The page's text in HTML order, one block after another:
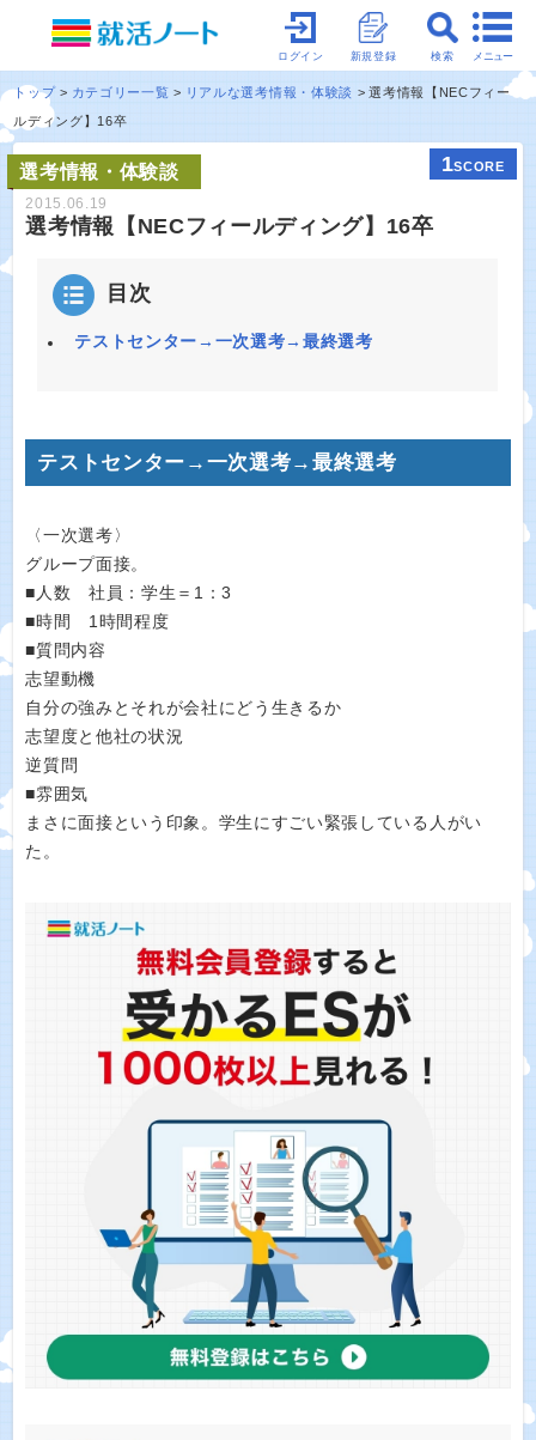
メニュー
検索
新規登録
ログイン
トップ カテゴリー一覧 リアルな選考情報・体験談
選考情報【NECフィー
ルディング】16卒
選考情報・体験談 1SCORE
2015.06.19
選考情報【NECフィールディング】16卒
目次
テストセンター→一次選考→最終選考
テストセンター→一次選考→最終選考
〈一次選考〉
グループ面接。
■人数 社員：学生＝1：3
■時間 1時間程度
■質問内容
志望動機
自分の強みとそれが会社にどう生きるか
志望度と他社の状況
逆質問
■雰囲気
まさに面接という印象。学生にすごい緊張している人がい
た。